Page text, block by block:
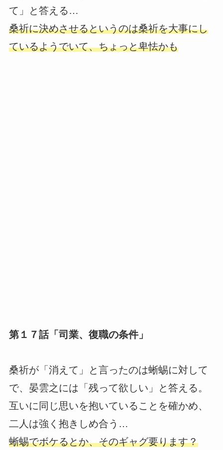
て」と答える…
桑祈に決めさせるというのは桑祈を大事にし
ているようでいて、ちょっと卑怯かも
第１７話「司業、復職の条件」
桑祈が「消えて」と言ったのは蜥蜴に対して
で、晏雲之には「残って欲しい」と答える。
互いに同じ思いを抱いていることを確かめ、
二人は強く抱きしめ合う…
蜥蜴でボケるとか、そのギャグ要ります？